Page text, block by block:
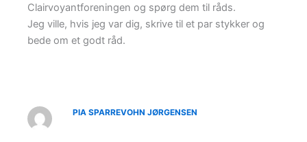
Clairvoyantforeningen og spørg dem til råds.
Jeg ville, hvis jeg var dig, skrive til et par stykker og
bede om et godt råd.
PIA SPARREVOHN JØRGENSEN